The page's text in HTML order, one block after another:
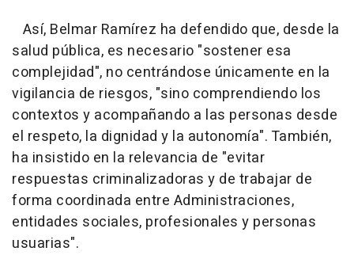
Así, Belmar Ramírez ha defendido que, desde la
salud pública, es necesario "sostener esa
complejidad", no centrándose únicamente en la
vigilancia de riesgos, "sino comprendiendo los
contextos y acompañando a las personas desde
el respeto, la dignidad y la autonomía". También,
ha insistido en la relevancia de "evitar
respuestas criminalizadoras y de trabajar de
forma coordinada entre Administraciones,
entidades sociales, profesionales y personas
usuarias".